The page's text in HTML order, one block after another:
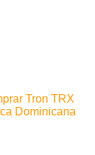
Tron TRX
Dominicana